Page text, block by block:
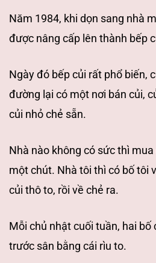
Năm 1984, khi dọn sang nhà
được nâng cấp lên thành bếp
Ngày đó bếp củi rất phổ biến,
đường lại có một nơi bán củi,
củi nhỏ chẻ sẵn.
Nhà nào không có sức thì
một chút. Nhà tôi thì có bố tôi
củi thô to, rồi về chẻ ra.
Mỗi chủ nhật cuối tuần, hai bố
trước sân bằng cái rìu to.